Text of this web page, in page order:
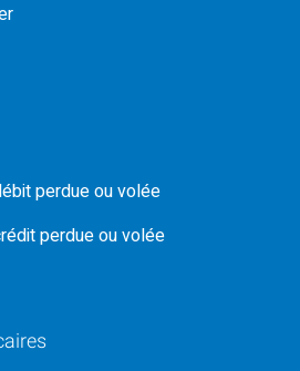
perdue ou volée
perdue ou volée